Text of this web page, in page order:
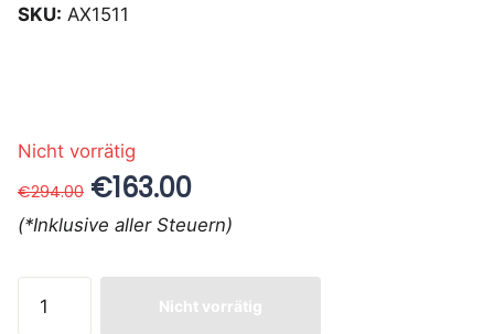
SKU: AX1511
Nicht vorrätig
€294.00 €163.00
(*Inklusive aller Steuern)
Nicht vorrätig